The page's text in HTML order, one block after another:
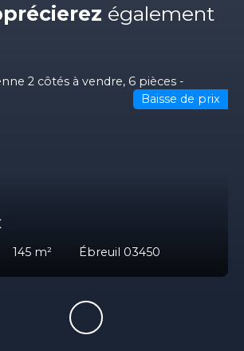
également
145 m² Ébreuil 03450
Baisse de prix